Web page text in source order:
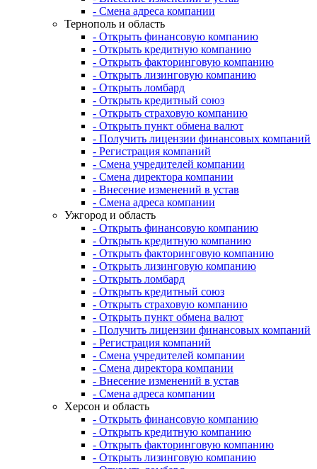
- Смена адреса компании
Тернополь и область
- Открыть финансовую компанию
- Открыть кредитную компанию
- Открыть факторинговую компанию
- Открыть лизинговую компанию
- Открыть ломбард
- Открыть кредитный союз
- Открыть страховую компанию
- Открыть пункт обмена валют
- Получить лицензии финансовых компаний
- Регистрация компаний
- Смена учредителей компании
- Смена директора компании
- Внесение изменений в устав
- Смена адреса компании
Ужгород и область
- Открыть финансовую компанию
- Открыть кредитную компанию
- Открыть факторинговую компанию
- Открыть лизинговую компанию
- Открыть ломбард
- Открыть кредитный союз
- Открыть страховую компанию
- Открыть пункт обмена валют
- Получить лицензии финансовых компаний
- Регистрация компаний
- Смена учредителей компании
- Смена директора компании
- Внесение изменений в устав
- Смена адреса компании
Херсон и область
- Открыть финансовую компанию
- Открыть кредитную компанию
- Открыть факторинговую компанию
- Открыть лизинговую компанию